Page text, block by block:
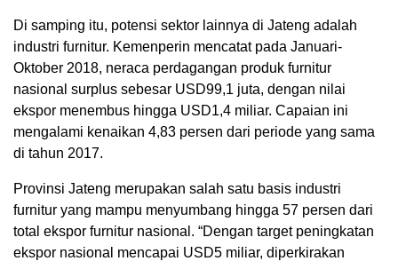
Di samping itu, potensi sektor lainnya di Jateng adalah
industri furnitur. Kemenperin mencatat pada Januari-
Oktober 2018, neraca perdagangan produk furnitur
nasional surplus sebesar USD99,1 juta, dengan nilai
ekspor menembus hingga USD1,4 miliar. Capaian ini
mengalami kenaikan 4,83 persen dari periode yang sama
di tahun 2017.
Provinsi Jateng merupakan salah satu basis industri
furnitur yang mampu menyumbang hingga 57 persen dari
total ekspor furnitur nasional. “Dengan target peningkatan
ekspor nasional mencapai USD5 miliar, diperkirakan